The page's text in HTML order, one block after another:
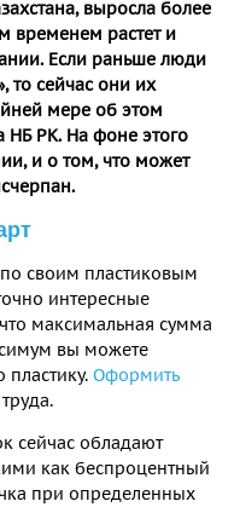
выросла более
временем растет и
Если раньше люди
то сейчас они их
мере об этом
НБ РК. На фоне этого
и о том, что может
своим пластиковым
интересные
максимальная сумма
вы можете
пластику. Оформить
сейчас обладают
как беспроцентный
при определенных